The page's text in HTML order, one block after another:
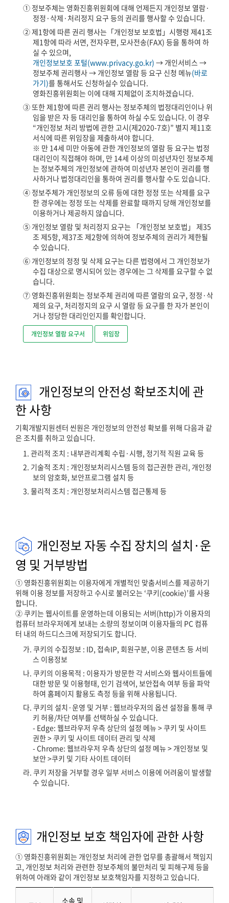
① 정보주체는 영화진흥위원회에 대해 언제든지 개인정보 열람·
정정·삭제·처리정지 요구 등의 권리를 행사할 수 있습니다.
② 제1항에 따른 권리 행사는「개인정보 보호법」시행령 제41조
제1항에 따라 서면, 전자우편, 모사전송(FAX) 등을 통하여 하
실 수 있으며,
개인정보보호 포털(www.privacy.go.kr) → 개인서비스 →
정보주체 권리행사 → 개인정보 열람 등 요구 신청 메뉴(바로
가기)를 통해서도 신청하실수 있습니다.
영화진흥위원회는 이에 대해 지체없이 조치하겠습니다.
③ 또한 제1항에 따른 권리 행사는 정보주체의 법정대리인이나 위
임을 받은 자 등 대리인을 통하여 하실 수도 있습니다. 이 경우
“개인정보 처리 방법에 관한 고시(제2020-7호)” 별지 제11호
서식에 따른 위임장을 제출하셔야 합니다.
※ 만 14세 미만 아동에 관한 개인정보의 열람 등 요구는 법정
대리인이 직접해야 하며, 만 14세 이상의 미성년자인 정보주체
는 정보주체의 개인정보에 관하여 미성년자 본인이 권리를 행
사하거나 법정대리인을 통하여 권리를 행사할 수도 있습니다.
④ 정보주체가 개인정보의 오류 등에 대한 정정 또는 삭제를 요구
한 경우에는 정정 또는 삭제를 완료할 때까지 당해 개인정보를
이용하거나 제공하지 않습니다.
⑤ 개인정보 열람 및 처리정지 요구는 「개인정보 보호법」 제35
조 제5항, 제37조 제2항에 의하여 정보주체의 권리가 제한될
수 있습니다.
⑥ 개인정보의 정정 및 삭제 요구는 다른 법령에서 그 개인정보가
수집 대상으로 명시되어 있는 경우에는 그 삭제를 요구할 수 없
습니다.
⑦ 영화진흥위원회는 정보주체 권리에 따른 열람의 요구, 정정·삭
제의 요구, 처리정지의 요구 시 열람 등 요구를 한 자가 본인이
거나 정당한 대리인인지를 확인합니다.
개인정보의 안전성 확보조치에 관
한 사항
기획개발지원센터 씬원은 개인정보의 안전성 확보를 위해 다음과 같
은 조치를 취하고 있습니다.
1. 관리적 조치 : 내부관리계획 수립·시행, 정기적 직원 교육 등
2. 기술적 조치 : 개인정보처리시스템 등의 접근권한 관리, 개인정
보의 암호화, 보안프로그램 설치 등
3. 물리적 조치 : 개인정보처리시스템 접근통제 등
개인정보 자동 수집 장치의 설치·운
영 및 거부방법
① 영화진흥위원회는 이용자에게 개별적인 맞춤서비스를 제공하기
위해 이용 정보를 저장하고 수시로 불러오는 ‘쿠키(cookie)’를 사용
합니다.
② 쿠키는 웹사이트를 운영하는데 이용되는 서버(http)가 이용자의
컴퓨터 브라우저에게 보내는 소량의 정보이며 이용자들의 PC 컴퓨
터 내의 하드디스크에 저장되기도 합니다.
가. 쿠키의 수집정보 : ID, 접속IP, 회원구분, 이용 콘텐츠 등 서비
스 이용정보
나. 쿠키의 이용목적 : 이용자가 방문한 각 서비스와 웹사이트들에
대한 방문 및 이용형태, 인기 검색어, 보안접속 여부 등을 파악
하여 홈페이지 활용도 측정 등을 위해 사용됩니다.
다. 쿠키의 설치·운영 및 거부 : 웹브라우저의 옵션 설정을 통해 쿠
키 허용/차단 여부를 선택하실 수 있습니다.
- Edge: 웹브라우저 우측 상단의 설정 메뉴 > 쿠키 및 사이트
권한 > 쿠키 및 사이트 데이터 관리 및 삭제
- Chrome: 웹브라우저 우측 상단의 설정 메뉴 > 개인정보 및
보안 >쿠키 및 기타 사이트 데이터
라. 쿠키 저장을 거부할 경우 일부 서비스 이용에 어려움이 발생할
수 있습니다.
개인정보 보호 책임자에 관한 사항
① 영화진흥위원회는 개인정보 처리에 관한 업무를 총괄해서 책임지
고, 개인정보 처리와 관련한 정보주체의 불만처리 및 피해구제 등을
위하여 아래와 같이 개인정보 보호책임자를 지정하고 있습니다.
소속 및